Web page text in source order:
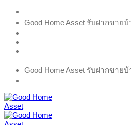
ข้าม
เนื้อหา
Good Home Asset รับฝากขาย
Good Home Asset รับฝากขาย